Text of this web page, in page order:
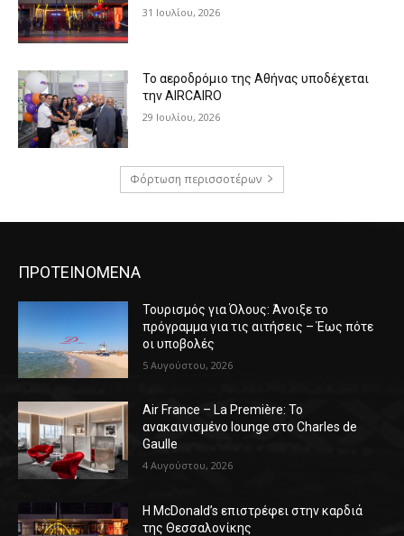
31 Ιουλίου, 2026
Το αεροδρόμιο της Αθήνας υποδέχεται
την AIRCAIRO
29 Ιουλίου, 2026
Φόρτωση περισσοτέρων
ΠΡΟΤΕΙΝΟΜΕΝΑ
Τουρισμός για Όλους: Άνοιξε το
πρόγραμμα για τις αιτήσεις – Έως πότε
οι υποβολές
5 Αυγούστου, 2026
Air France – La Première: Το
ανακαινισμένο lounge στο Charles de
Gaulle
4 Αυγούστου, 2026
Η McDonald’s επιστρέφει στην καρδιά
της Θεσσαλονίκης